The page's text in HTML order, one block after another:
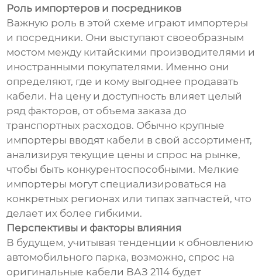
Роль импортеров и посредников
Важную роль в этой схеме играют импортеры
и посредники. Они выступают своеобразным
мостом между китайскими производителями и
иностранными покупателями. Именно они
определяют, где и кому выгоднее продавать
кабели. На цену и доступность влияет целый
ряд факторов, от объема заказа до
транспортных расходов. Обычно крупные
импортеры вводят кабели в свой ассортимент,
анализируя текущие цены и спрос на рынке,
чтобы быть конкурентоспособными. Мелкие
импортеры могут специализироваться на
конкретных регионах или типах запчастей, что
делает их более гибкими.
Перспективы и факторы влияния
В будущем, учитывая тенденции к обновлению
автомобильного парка, возможно, спрос на
оригинальные кабели ВАЗ 2114 будет